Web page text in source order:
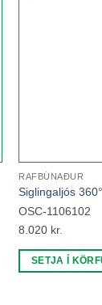
RAFBÚNAÐUR
Siglingaljós
OSC-1106102
8.020 kr.
SETJA Í